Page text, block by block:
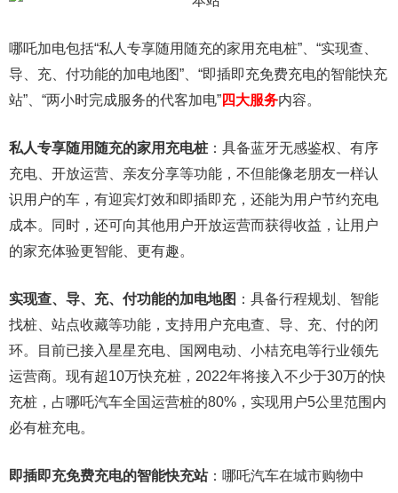
哪吒加电包括“私人专享随用随充的家用充电桩”、“实现查、
导、充、付功能的加电地图”、“即插即充免费充电的智能快充
站”、“两小时完成服务的代客加电”四大服务内容。
私人专享随用随充的家用充电桩：具备蓝牙无感鉴权、有序
充电、开放运营、亲友分享等功能，不但能像老朋友一样认
识用户的车，有迎宾灯效和即插即充，还能为用户节约充电
成本。同时，还可向其他用户开放运营而获得收益，让用户
的家充体验更智能、更有趣。
实现查、导、充、付功能的加电地图 ：具备行程规划、智能
找桩、站点收藏等功能，支持用户充电查、导、充、付的闭
环。目前已接入星星充电、国网电动、小桔充电等行业领先
运营商。现有超10万快充桩，2022年将接入不少于30万的快
充桩，占哪吒汽车全国运营桩的80%，实现用户5公里范围内
必有桩充电。
即插即充免费充电的智能快充站：哪吒汽车在城市购物中